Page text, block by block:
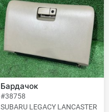
Бардачок
#38758
SUBARU LEGACY LANCASTER